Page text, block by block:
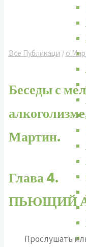
Все Публикаци /
Беседы с
Мартин.
Глава 4.
ПЬЮЩИЙ
Прослушать